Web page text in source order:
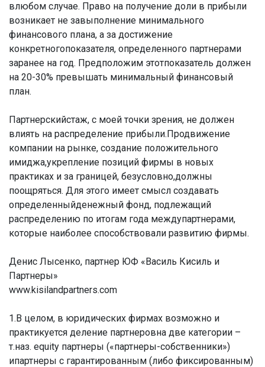
влюбом случае. Право на получение доли в прибыли
возникает не завыполнение минимального
финансового плана, а за достижение
конкретногопоказателя, определенного партнерами
заранее на год. Предположим этотпоказатель должен
на 20-30% превышать минимальный финансовый
план.
Партнерскийстаж, с моей точки зрения, не должен
влиять на распределение прибыли.Продвижение
компании на рынке, создание положительного
имиджа,укрепление позиций фирмы в новых
практиках и за границей, безусловно,должны
поощряться. Для этого имеет смысл создавать
определенныйденежный фонд, подлежащий
распределению по итогам года междупартнерами,
которые наиболее способствовали развитию фирмы.
Денис Лысенко, партнер ЮФ «Василь Кисиль и
Партнеры»
www.kisilandpartners.com
1.В целом, в юридических фирмах возможно и
практикуется деление партнеровна две категории –
т.наз. equity партнеры («партнеры-собственники»)
ипартнеры с гарантированным (либо фиксированным)